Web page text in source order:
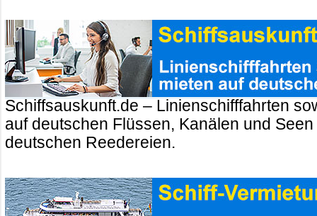
Schiffsauskunft.de – Linienschifffahrten
auf deutschen Flüssen, Kanälen und
deutschen Reedereien.